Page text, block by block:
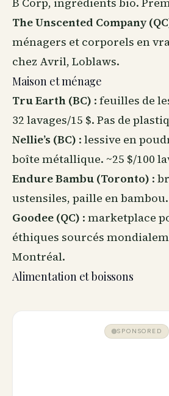
The Unscented Company
ménagers et corporels en
chez Avril, Loblaws.
Maison et ménage
Tru Earth (BC) : feuilles de
32 lavages/15 $. Pas de
Nellie’s (BC) : lessive en
boîte métallique. ~25 $/100
Endure Bambu (Toronto) :
ustensiles, paille en
Goodee (QC) : marketplace
éthiques sourcés
Montréal.
Alimentation et boissons
SPONSORED